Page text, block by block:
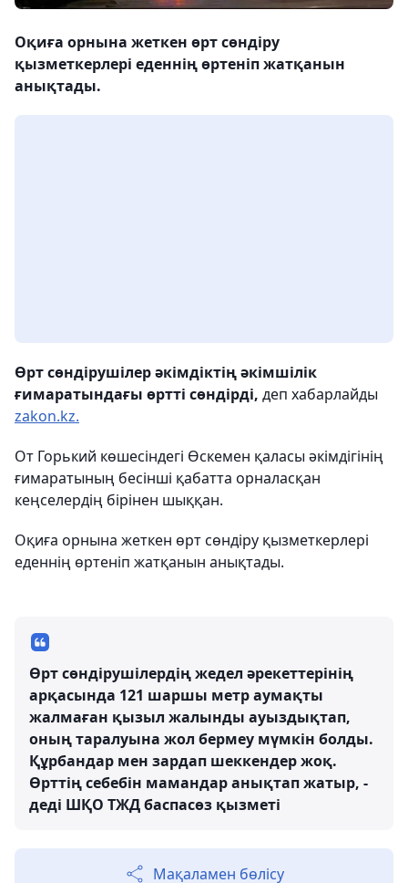
Оқиға орнына жеткен өрт сөндіру
қызметкерлері еденнің өртеніп жатқанын
анықтады.
Өрт сөндірушілер әкімдіктің әкімшілік
ғимаратындағы өртті сөндірді, деп хабарлайды
zakon.kz.
От Горький көшесіндегі Өскемен қаласы әкімдігінің
ғимаратының бесінші қабатта орналасқан
кеңселердің бірінен шыққан.
Оқиға орнына жеткен өрт сөндіру қызметкерлері
еденнің өртеніп жатқанын анықтады.
Өрт сөндірушілердің жедел әрекеттерінің
арқасында 121 шаршы метр аумақты
жалмаған қызыл жалынды ауыздықтап,
оның таралуына жол бермеу мүмкін болды.
Құрбандар мен зардап шеккендер жоқ.
Өрттің себебін мамандар анықтап жатыр, -
деді ШҚО ТЖД баспасөз қызметі
Мақаламен бөлісу